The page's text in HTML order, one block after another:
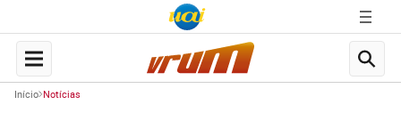
Início Notícias